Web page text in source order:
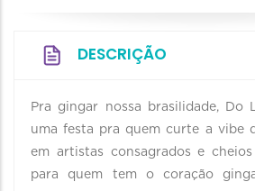
DESCRIÇÃO
Pra gingar nossa brasilidade, Do
uma festa pra quem curte a vibe
em artistas consagrados e
para quem tem o coração